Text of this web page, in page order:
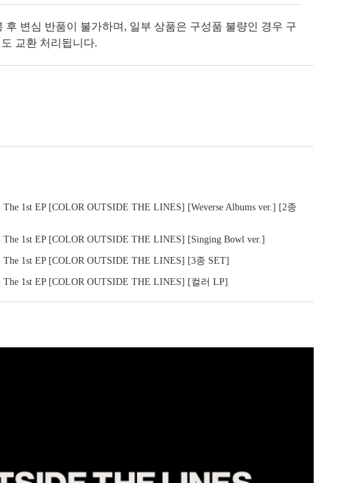
후 변심 반품이 불가하며, 일부 상품은 구성품 불량인 경우 구
교환 처리됩니다.
1st EP [COLOR OUTSIDE THE LINES] [Weverse Albums ver.] [2종
1st EP [COLOR OUTSIDE THE LINES] [Singing Bowl ver.]
1st EP [COLOR OUTSIDE THE LINES] [3종 SET]
The 1st EP [COLOR OUTSIDE THE LINES] [컬러 LP]